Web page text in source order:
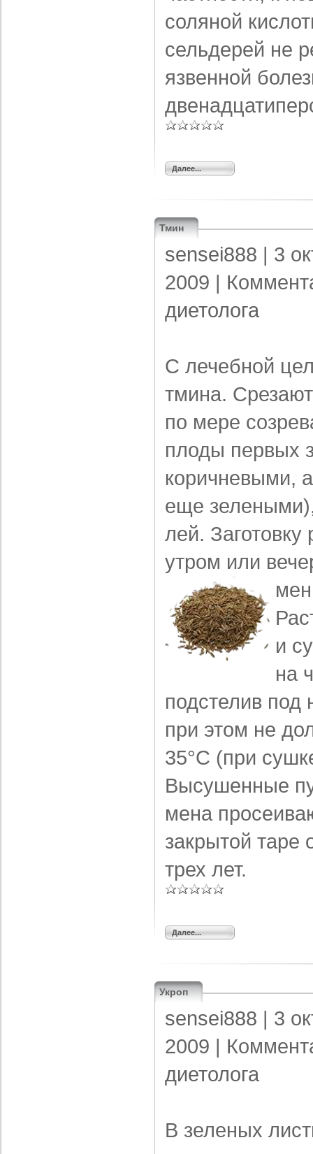
соляной
сельдерей не
язвенной
Далее...
Тмин
sensei888 | 3
2009 |
диетолога
С лечебной
тмина.
по мере
плоды первых
коричневыми,
еще
лей. Заготовку
утром или
и
на
подстелив под
при этом не
35°С (при
Высушенные
мена
закрытой таре
трех лет.
Далее...
Укроп
sensei888 | 3
2009 |
диетолога
В зеленых